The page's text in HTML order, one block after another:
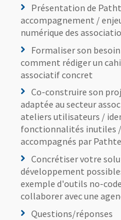
Présentation de
accompagnement /
numérique des
Formaliser son
comment rédiger un
associatif concret
Co-construire son
adaptée au secteur
ateliers utilisateurs /
fonctionnalités inutiles
accompagnés par
Concrétiser votre
développement
exemple d'outils no-
collaborer avec une
Questions/réponses